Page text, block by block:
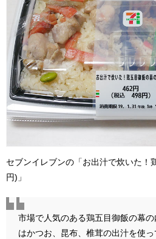
セブンイレブンの「お出汁で炊いた！
円)」
市場で人気のある鶏五目御飯の幕
はかつお、昆布、椎茸の出汁を使っ